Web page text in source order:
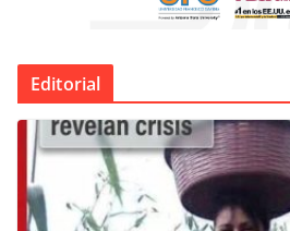
Editorial